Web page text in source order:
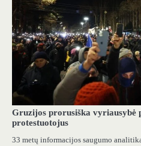
Gruzijos prorusiška vyriausybė
protestuotojus
33 metų informacijos saugumo